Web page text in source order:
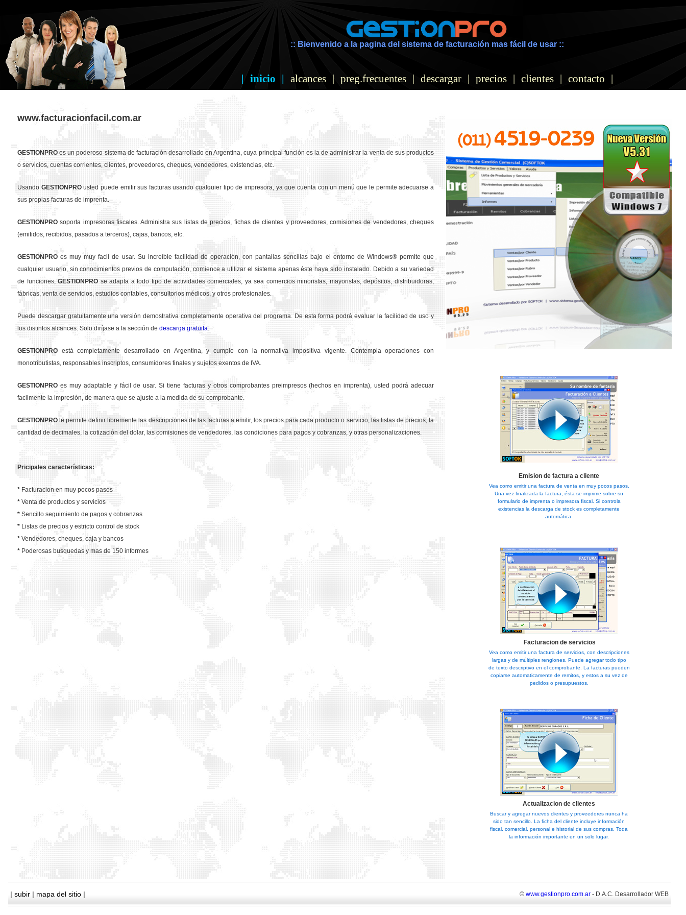
:: Bienvenido a la pagina del sistema de facturación mas fácil de usar ::
| inicio | alcances| preg.frecuentes| descargar| precios| clientes| contacto |
www.facturacionfacil.com.ar
GESTION PRO es un poderoso sistema de facturación desarrollado en Argentina, cuya principal función es la de administrar la venta de sus productos
o servicios, cuentas corrientes, clientes, proveedores, cheques, vendedores, existencias, etc.
Usando GESTION PROusted puede emitir sus facturas usando cualquier tipo de impresora, ya que cuenta con un menú que le permite adecuarse a
sus propias facturas de imprenta.
GESTION PRO soporta impresoras fiscales. Administra sus listas de precios, fichas de clientes y proveedores, comisiones de vendedores, cheques
(emitidos, recibidos, pasados a terceros), cajas, bancos, etc.
GESTION PRO es muy muy facil de usar. Su increíble facilidad de operación, con pantallas sencillas bajo el entorno de Windows® permite que
cualquier usuario, sin conocimientos previos de computación, comience a utilizar el sistema apenas éste haya sido instalado. Debido a su variedad
de funciones,GESTION PRO se adapta a todo tipo de actividades comerciales, ya sea comercios minoristas, mayoristas, depósitos, distribuidoras,
fábricas, venta de servicios, estudios contables, consultorios médicos, y otros profesionales.
Puede descargar gratuitamente una versión demostrativa completamente operativa del programa. De esta forma podrá evaluar la facilidad de uso y
los distintos alcances. Solo diríjase a la sección de descarga gratuita.
GESTION PRO está completamente desarrollado en Argentina, y cumple con la normativa impositiva vigente. Contempla operaciones con
monotributistas, responsables inscriptos, consumidores finales y sujetos exentos de IVA.
GESTION PRO es muy adaptable y fácil de usar. Si tiene facturas y otros comprobantes preimpresos (hechos en imprenta), usted podrá adecuar
facilmente la impresión, de manera que se ajuste a la medida de su comprobante.
GESTION PRO le permite definir libremente las descripciones de las facturas a emitir, los precios para cada producto o servicio, las listas de precios, la
cantidad de decimales, la cotización del dolar, las comisiones de vendedores, las condiciones para pagos y cobranzas, y otras personalizaciones.
Pricipales características:
* Facturacion en muy pocos pasos
* Venta de productos y servicios
* Sencillo seguimiento de pagos y cobranzas
* Listas de precios y estricto control de stock
* Vendedores, cheques, caja y bancos
* Poderosas busquedas y mas de 150 informes
Emision de factura a cliente
Vea como emitir una factura de venta en muy pocos pasos.
Una vez finalizada la factura, ésta se imprime sobre su
formulario de imprenta o impresora fiscal. Si controla
existencias la descarga de stock es completamente
automática.
Facturacion de servicios
Vea como emitir una factura de servicios, con descripciones
largas y de múltiples renglones. Puede agregar todo tipo
de texto descriptivo en el comprobante. La facturas pueden
copiarse automaticamente de remitos, y estos a su vez de
pedidos o presupuestos.
Actualizacion de clientes
Buscar y agregar nuevos clientes y proveedores nunca ha
sido tan sencillo. La ficha del cliente incluye información
fiscal, comercial, personal e historial de sus compras. Toda
la información importante en un solo lugar.
| subir | mapa del sitio | © www.gestionpro.com.ar - D.A.C. Desarrollador WEB